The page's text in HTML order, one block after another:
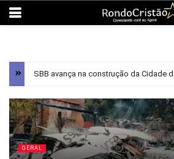
GERAL